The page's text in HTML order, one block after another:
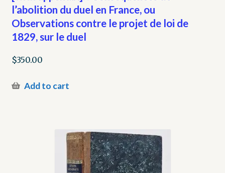
l’abolition du duel en France, ou
Observations contre le projet de loi de
1829, sur le duel
$350.00
Add to cart